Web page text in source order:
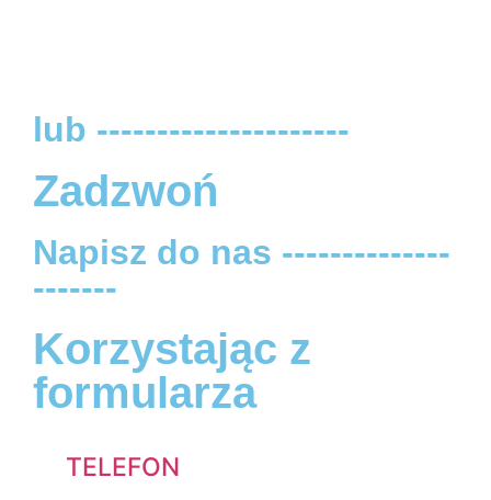
Napisz do nas --------------
-------
Korzystając z
formularza
lub ---------------------
Zadzwoń
TELEFON